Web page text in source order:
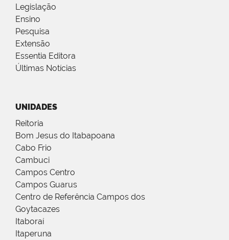
Legislação
Ensino
Pesquisa
Extensão
Essentia Editora
Últimas Notícias
UNIDADES
Reitoria
Bom Jesus do Itabapoana
Cabo Frio
Cambuci
Campos Centro
Campos Guarus
Centro de Referência Campos dos
Goytacazes
Itaboraí
Itaperuna